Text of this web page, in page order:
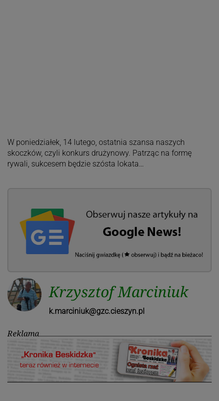
W poniedziałek, 14 lutego, ostatnia szansa naszych
skoczków, czyli konkurs drużynowy. Patrząc na formę
rywali, sukcesem będzie szósta lokata…
Krzysztof Marciniuk
k.marciniuk@gzc.cieszyn.pl
Reklama